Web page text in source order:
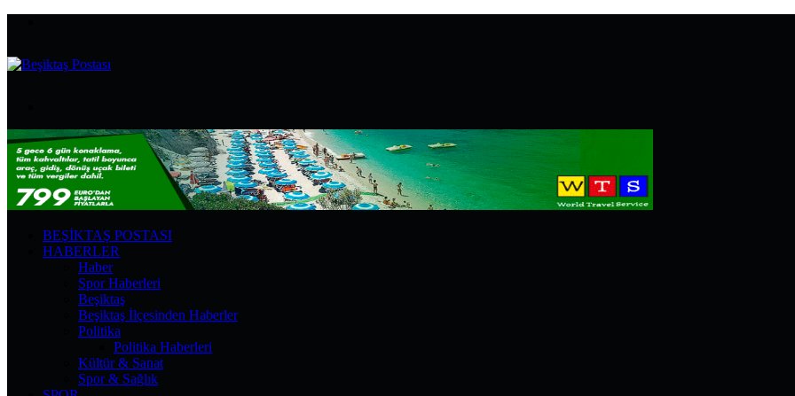
...
BEŞIKTAŞ POSTASI
HABERLER
Haber
Spor Haberleri
Beşiktaş
Beşiktaş İlçesinden Haberler
Politika
Politika Haberleri
Kültür & Sanat
Spor & Sağlık